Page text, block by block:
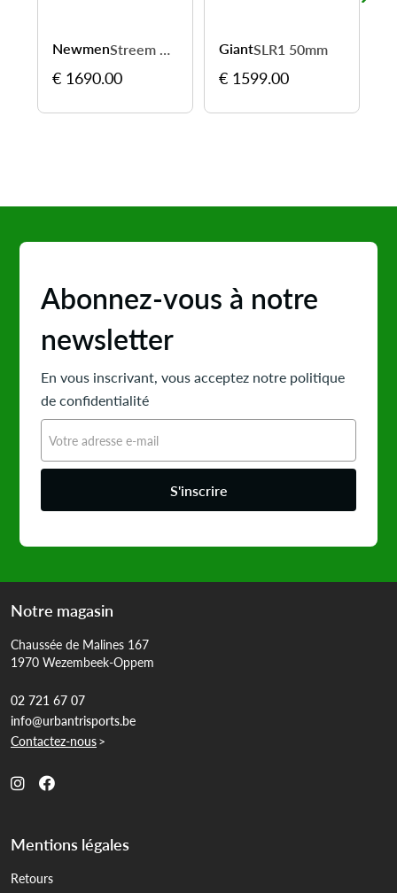
Newmen Streem C.35 / C.38 - roulez vite sur tous les parcours
€ 1690.00
GiantSLR1 50mm
€ 1599.00
Abonnez-vous à notre
newsletter
En vous inscrivant, vous acceptez notre politique
de confidentialité
S'inscrire
Notre magasin
Chaussée de Malines 167
1970 Wezembeek-Oppem
02 721 67 07
info@urbantrisports.be
Contactez-nous>
Mentions légales
Retours